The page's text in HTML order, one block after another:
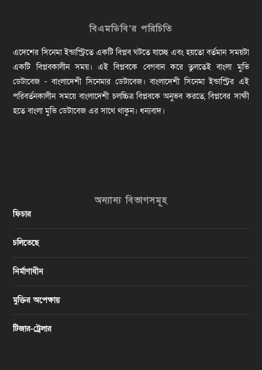
বিএমডিবি’র পরিচিতি
এদেশের সিনেমা ইন্ডাস্ট্রিতে একটি বিপ্লব ঘটতে যাচ্ছে এবং হয়তো বর্তমান সময়টা
একটি বিপ্লবকালীন সময়। এই বিপ্লবকে বেগবান করে তুলতেই বাংলা মুভি
ডেটাবেজ - বাংলাদেশী সিনেমার ডেটাবেজ। বাংলাদেশী সিনেমা ইন্ডাস্ট্রির এই
পরিবর্তনকালীন সময়ে বাংলাদেশী চলচ্চিত্র বিপ্লবকে অনুভব করতে, বিপ্লবের সাক্ষী
হতে বাংলা মুভি ডেটাবেজ এর সাথে থাকুন। ধন্যবাদ।
অন্যান্য বিভাগসমূহ
ফিচার
চলিতেছে
নির্মাণাধীন
মুক্তির অপেক্ষায়
টিজার-ট্রেলার